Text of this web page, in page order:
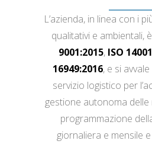
L’azienda, in linea con i
qualitativi e ambientali,
9001:2015, ISO
16949:2016, e si
servizio logistico per
gestione autonoma delle
programmazione
giornaliera e mensile